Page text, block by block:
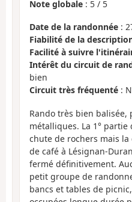
Note globale : 5 / 5
Date de la randonnée :
Fiabilité de la
Facilité à suivre
Intérêt du circuit de
bien
Circuit très fréquenté :
Rando très bien
métalliques. La 1°
chute de rochers mais la
de café à Lésignan-
fermé définitivement.
petit groupe de
bancs et tables de